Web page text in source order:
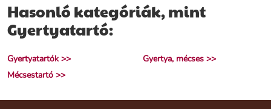
Hasonló kategóriák, mint
Gyertyatartó:
Gyertyatartók >>
Gyertya, mécses >>
Mécsestartó >>